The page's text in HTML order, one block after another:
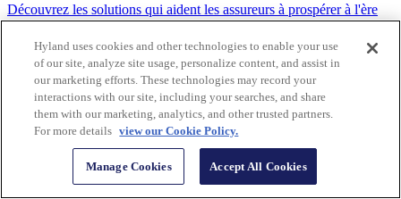
Découvrez les solutions qui aident les assureurs à prospérer à l'ère
numérique, à améliorer l'expérience des clients et à accroître leur
agilité.Hyland uses cookies and other technologies to enable your use
of our site, analyze site usage, personalize content, and assist in
our marketing efforts. These technologies may record your
interactions with our site, including your searches, and share
them with our marketing, analytics, and other trusted partners.
For more details view our Cookie Policy.
Manage Cookies Accept All Cookies